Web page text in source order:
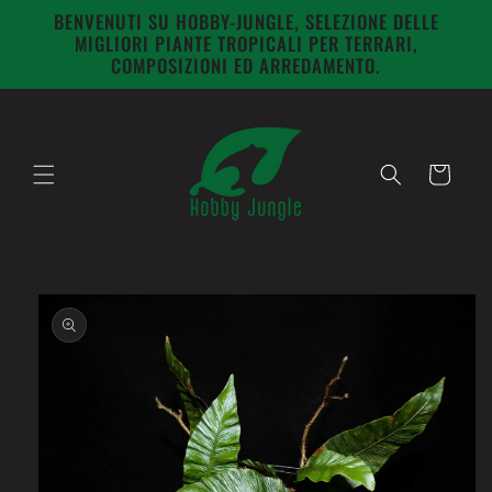
direttamente
ai contenuti
BENVENUTI SU HOBBY-JUNGLE, SELEZIONE DELLE
MIGLIORI PIANTE TROPICALI PER TERRARI,
COMPOSIZIONI ED ARREDAMENTO.
Carrello
Passa alle
informazioni
sul prodotto